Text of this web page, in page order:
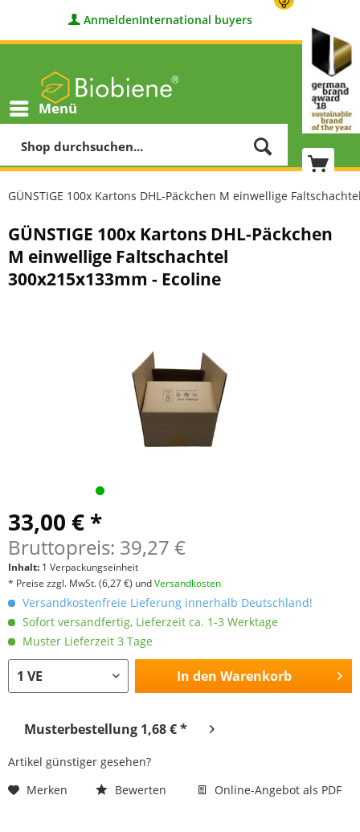
AnmeldenInternational buyers
Menü
GÜNSTIGE 100x Kartons DHL-Päckchen M einwellige
GÜNSTIGE 100x Kartons DHL-Päckchen
M einwellige Faltschachtel
300x215x133mm - Ecoline
33,00 € *
Bruttopreis: 39,27 €
Inhalt: 1 Verpackungseinheit
* Preise zzgl. MwSt.(6,27 €) undVersandkosten
Versandkostenfreie Lieferung innerhalb Deutschland!
Sofort versandfertig, Lieferzeit ca. 1-3 Werktage
Muster Lieferzeit 3 Tage
In den Warenkorb
Musterbestellung 1,68 € *
Artikel günstiger gesehen?
Merken
Bewerten Online-Angebot als PDF